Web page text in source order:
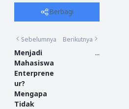
Berbagi
Sebelumnya
Menjadi
Mahasiswa
Enterprene
ur?
Mengapa
Tidak
Berikutnya
...